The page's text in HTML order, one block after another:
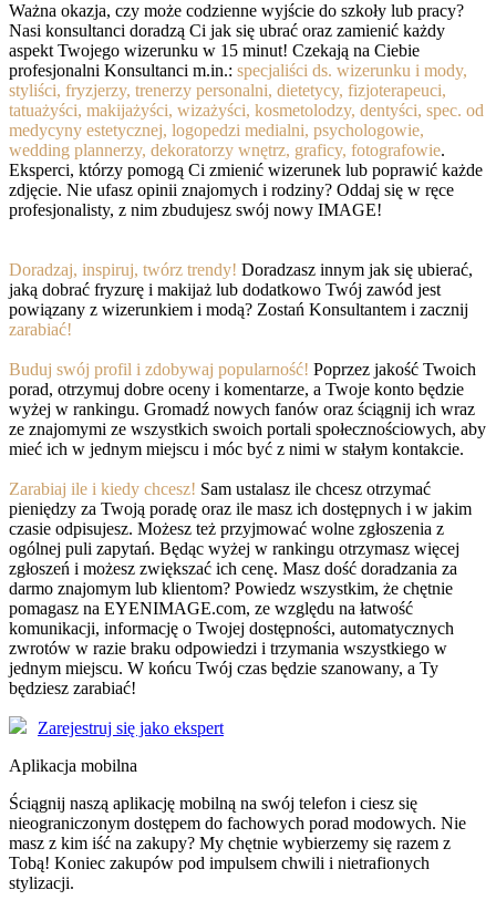
Ważna okazja, czy może codzienne wyjście do szkoły lub pracy?
Nasi konsultanci doradzą Ci jak się ubrać oraz zamienić każdy
aspekt Twojego wizerunku w 15 minut! Czekają na Ciebie
profesjonalni Konsultanci m.in.: specjaliści ds. wizerunku i mody,
styliści, fryzjerzy, trenerzy personalni, dietetycy, fizjoterapeuci,
tatuażyści, makijażyści, wizażyści, kosmetolodzy, dentyści, spec. od
medycyny estetycznej, logopedzi medialni, psychologowie,
wedding plannerzy, dekoratorzy wnętrz, graficy, fotografowie.
Eksperci, którzy pomogą Ci zmienić wizerunek lub poprawić każde
zdjęcie. Nie ufasz opinii znajomych i rodziny? Oddaj się w ręce
profesjonalisty, z nim zbudujesz swój nowy IMAGE!
Doradzaj, inspiruj, twórz trendy! Doradzasz innym jak się ubierać,
jaką dobrać fryzurę i makijaż lub dodatkowo Twój zawód jest
powiązany z wizerunkiem i modą? Zostań Konsultantem i zacznij
zarabiać!
Buduj swój profil i zdobywaj popularność! Poprzez jakość Twoich
porad, otrzymuj dobre oceny i komentarze, a Twoje konto będzie
wyżej w rankingu. Gromadź nowych fanów oraz ściągnij ich wraz
ze znajomymi ze wszystkich swoich portali społecznościowych, aby
mieć ich w jednym miejscu i móc być z nimi w stałym kontakcie.
Zarabiaj ile i kiedy chcesz! Sam ustalasz ile chcesz otrzymać
pieniędzy za Twoją poradę oraz ile masz ich dostępnych i w jakim
czasie odpisujesz. Możesz też przyjmować wolne zgłoszenia z
ogólnej puli zapytań. Będąc wyżej w rankingu otrzymasz więcej
zgłoszeń i możesz zwiększać ich cenę. Masz dość doradzania za
darmo znajomym lub klientom? Powiedz wszystkim, że chętnie
pomagasz na EYENIMAGE.com, ze względu na łatwość
komunikacji, informację o Twojej dostępności, automatycznych
zwrotów w razie braku odpowiedzi i trzymania wszystkiego w
jednym miejscu. W końcu Twój czas będzie szanowany, a Ty
będziesz zarabiać!
Zarejestruj się jako ekspert
Aplikacja mobilna
Ściągnij naszą aplikację mobilną na swój telefon i ciesz się
nieograniczonym dostępem do fachowych porad modowych. Nie
masz z kim iść na zakupy? My chętnie wybierzemy się razem z
Tobą! Koniec zakupów pod impulsem chwili i nietrafionych
stylizacji.